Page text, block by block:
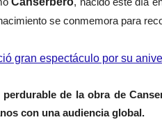
se conmemora para
gran espectáculo por su
perdurable de la obra de
con una audiencia global.